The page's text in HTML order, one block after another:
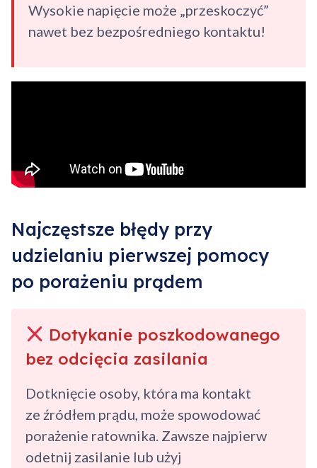
Wysokie napięcie może „przeskoczyć”
nawet bez bezpośredniego kontaktu!
Najczęstsze błędy przy
udzielaniu pierwszej pomocy
po porażeniu prądem
Dotykanie poszkodowanego
bez odcięcia zasilania
Dotknięcie osoby, która ma kontakt
ze źródłem prądu, może spowodować
porażenie ratownika. Zawsze najpierw
odetnij zasilanie lub użyj